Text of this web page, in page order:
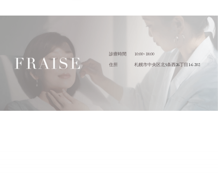
診療時間 10:00~18:00
住所 札幌市中央区北5条西26丁目 1-6 202